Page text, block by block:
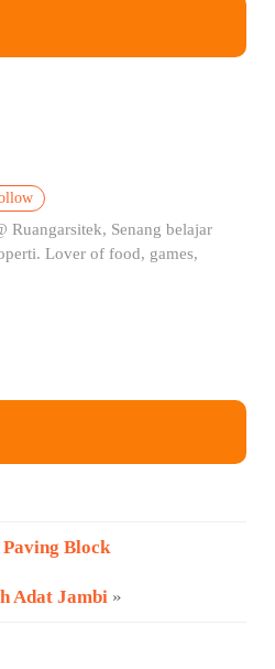
Senang belajar
Lover of food, games,
Block
Adat Jambi »